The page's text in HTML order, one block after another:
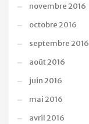
novembre 2016
octobre 2016
septembre 2016
août 2016
juin 2016
mai 2016
avril 2016